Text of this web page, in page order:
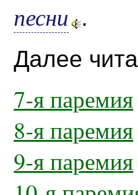
песни
.
Далее
7-я паремия
8-я паремия
9-я паремия